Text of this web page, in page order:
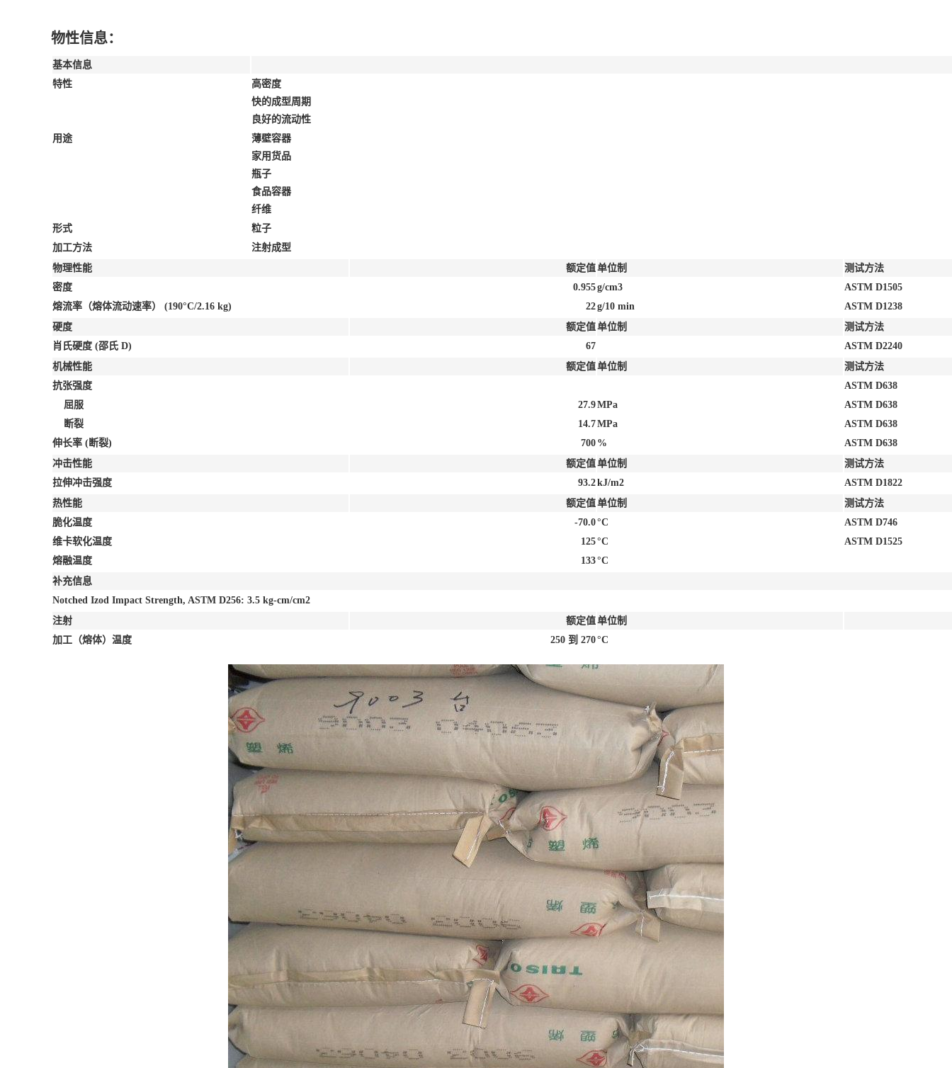
物性信息：
基本信息
特性
高密度
快的成型周期
良好的流动性
用途
薄壁容器
家用货品
瓶子
食品容器
纤维
形式
粒子
加工方法
注射成型
物理性能
额定值单位制
测试方法
密度
0.955g/cm3
ASTM D1505
熔流率（熔体流动速率） (190°C/2.16 kg) 22g/10 min
ASTM D1238
硬度
额定值单位制
测试方法
肖氏硬度 (邵氏 D) 67
ASTM D2240
机械性能
额定值单位制
测试方法
抗张强度
ASTM D638
屈服
27.9MPa
ASTM D638
断裂
14.7MPa
ASTM D638
伸长率 (断裂) 700 %
ASTM D638
冲击性能
额定值单位制
测试方法
拉伸冲击强度
93.2kJ/m2
ASTM D1822
热性能
额定值单位制
测试方法
脆化温度
-70.0°C
ASTM D746
维卡软化温度
125°C
ASTM D1525
熔融温度
133°C
补充信息
Notched Izod Impact Strength, ASTM D256: 3.5 kg-cm/cm2
注射
额定值单位制
加工（熔体）温度
250 到 270°C